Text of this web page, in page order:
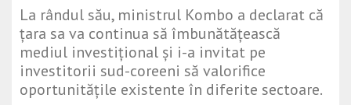
La rândul său, ministrul Kombo a declarat că
țara sa va continua să îmbunătățească
mediul investițional și i-a invitat pe
investitorii sud-coreeni să valorifice
oportunitățile existente în diferite sectoare.